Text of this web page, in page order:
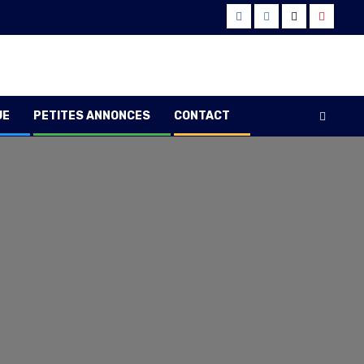
FacebookInstagram
Twitter
PETITES ANNONCES CONTACT